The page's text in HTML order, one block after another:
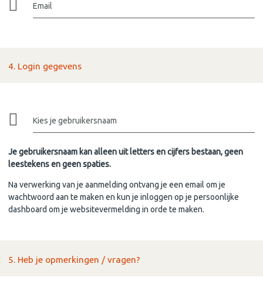
Email
4. Login gegevens
Kies je gebruikersnaam
Je gebruikersnaam kan alleen uit letters en cijfers bestaan, geen
leestekens en geen spaties.
Na verwerking van je aanmelding ontvang je een email om je
wachtwoord aan te maken en kun je inloggen op je persoonlijke
dashboard om je websitevermelding in orde te maken.
5. Heb je opmerkingen / vragen?